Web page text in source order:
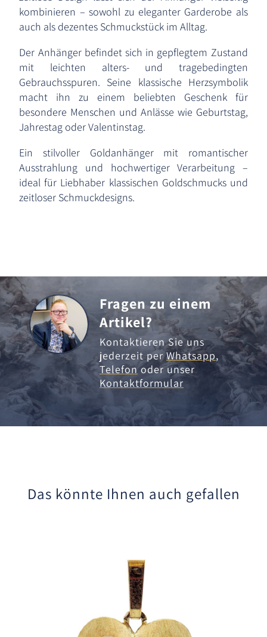
kombinieren – sowohl zu eleganter Garderobe als
auch als dezentes Schmuckstück im Alltag.
Der Anhänger befindet sich in gepflegtem Zustand
mit leichten alters- und tragebedingten
Gebrauchsspuren. Seine klassische Herzsymbolik
macht ihn zu einem beliebten Geschenk für
besondere Menschen und Anlässe wie Geburtstag,
Jahrestag oder Valentinstag.
Ein stilvoller Goldanhänger mit romantischer
Ausstrahlung und hochwertiger Verarbeitung –
ideal für Liebhaber klassischen Goldschmucks und
zeitloser Schmuckdesigns.
Fragen zu einem
Artikel?
Kontaktieren Sie uns
jederzeit perWhatsapp,
Telefonoder unser
Kontaktformular
Das könnte Ihnen auch gefallen